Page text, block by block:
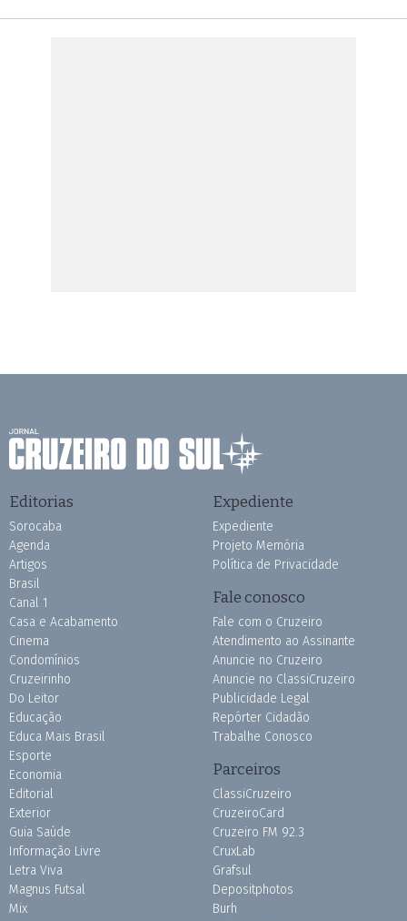
Editorias
Sorocaba
Agenda
Artigos
Brasil
Canal 1
Casa e Acabamento
Cinema
Condomínios
Cruzeirinho
Do Leitor
Educação
Educa Mais Brasil
Esporte
Economia
Editorial
Exterior
Guia Saúde
Informação Livre
Letra Viva
Magnus Futsal
Mix
Expediente
Expediente
Projeto Memória
Política de Privacidade
Fale conosco
Fale com o Cruzeiro
Atendimento ao Assinante
Anuncie no Cruzeiro
Anuncie no ClassiCruzeiro
Publicidade Legal
Repórter Cidadão
Trabalhe Conosco
Parceiros
ClassiCruzeiro
CruzeiroCard
Cruzeiro FM 92.3
CruxLab
Grafsul
Depositphotos
Burh